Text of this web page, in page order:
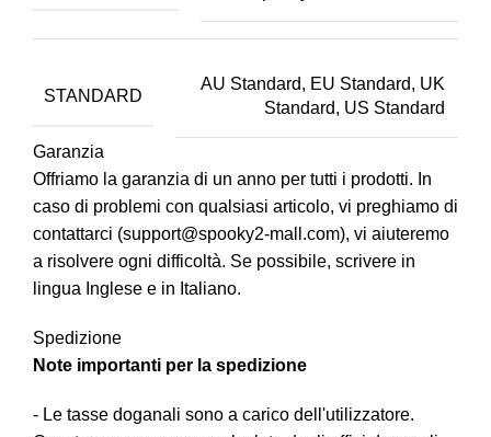
STANDARD
AU Standard, EU Standard, UK
Standard, US Standard
Garanzia
Offriamo la garanzia di un anno per tutti i prodotti. In
caso di problemi con qualsiasi articolo, vi preghiamo di
contattarci (support@spooky2-mall.com), vi aiuteremo
a risolvere ogni difficoltà. Se possibile, scrivere in
lingua Inglese e in Italiano.
Spedizione
Note importanti per la spedizione
- Le tasse doganali sono a carico dell'utilizzatore.